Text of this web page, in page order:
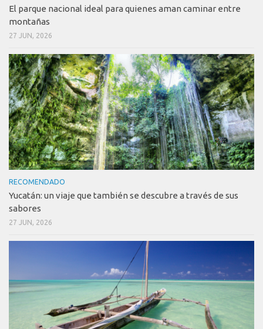
El parque nacional ideal para quienes aman caminar entre
montañas
27 JUN, 2026
RECOMENDADO
Yucatán: un viaje que también se descubre a través de sus
sabores
27 JUN, 2026